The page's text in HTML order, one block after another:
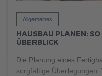
Allgemeines
HAUSBAU PLANEN:
ÜBERBLICK
Die Planung eines
sorgfältige